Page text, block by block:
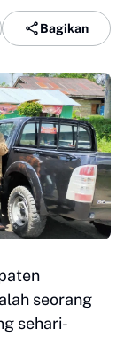
Bagikan
seorang
sehari-